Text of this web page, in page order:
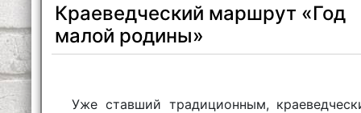
Краеведческий маршрут «Год
малой родины»
Уже ставший традиционным,